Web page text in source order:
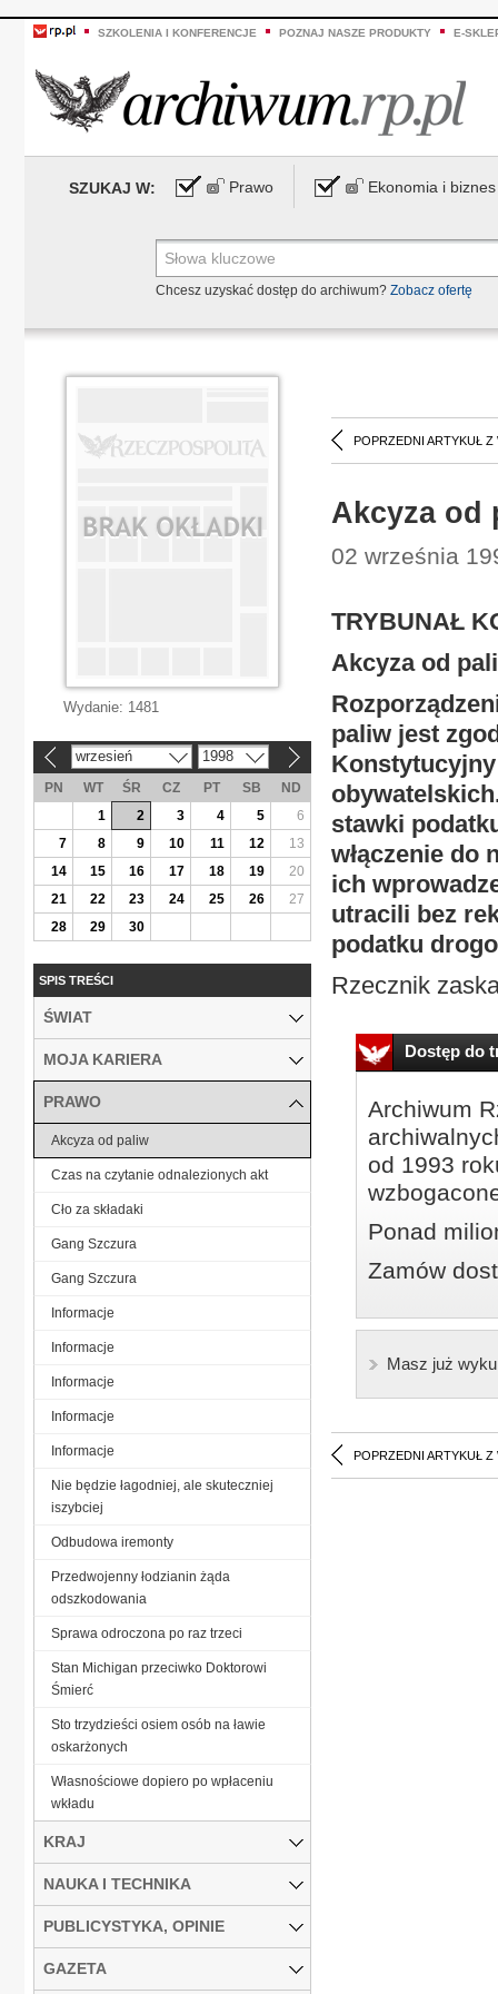
SZKOLENIA I KONFERENCJE POZNAJ NASZE PRODUKTY E-
SZUKAJ W: Prawo Ekonomia i biznes
Chcesz uzyskać dostęp do archiwum? Zobacz ofertę
POPRZEDNI ARTYKUŁ Z
Akcyza od
02 września
TRYBUNAŁ
Akcyza od
paliw jest
stawki
włączenie do
ich
utracili bez
podatku
Rzecznik
Dostęp do
Archiwum
od 1993
Ponad
Zamów
Masz już
POPRZEDNI ARTYKUŁ Z
Wydanie: 1481
wrzesień 1998
PN WT ŚR CZ PT SB
ND
1
2 3 4 5
6
7
8 9 10 11 12
13
14
15 16 17 18 19
20
21
22 23 24 25 26
27
28
29 30
SPIS TREŚCI
ŚWIAT
MOJA KARIERA
PRAWO
Akcyza od paliw
Czas na czytanie odnalezionych akt
Cło za składaki
Gang Szczura
Gang Szczura
Informacje
Informacje
Informacje
Informacje
Informacje
Nie będzie łagodniej, ale skuteczniej
iszybciej
Odbudowa iremonty
Przedwojenny łodzianin żąda
odszkodowania
Sprawa odroczona po raz trzeci
Stan Michigan przeciwko Doktorowi
Śmierć
Sto trzydzieści osiem osób na ławie
oskarżonych
Własnościowe dopiero po wpłaceniu
wkładu
KRAJ
NAUKA I TECHNIKA
PUBLICYSTYKA, OPINIE
GAZETA